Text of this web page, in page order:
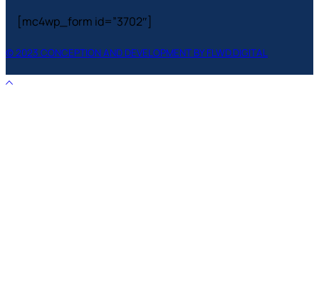
[mc4wp_form id=”3702″]
© 2023 CONCEPTION AND DEVELOPMENT BY FLWD.DIGITAL